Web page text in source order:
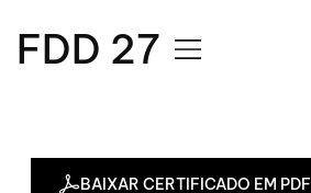
FDD 27
BAIXAR CERTIFICADO EM PDF